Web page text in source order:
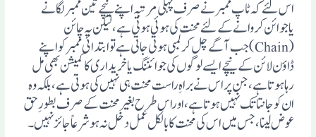
اس لئے کہ ٹاپ ممبرنے صرف پہلی مرتبہ اپنے نیچے تین ممبرلگانے
یاجوائن کروانے کے لئے محنت کی ہوئی ہوتی ہے ،لیکن یہ چائن
(Chain)جب آگے چل کر لمبی ہوتی جاتی ہے تو ابتدائی ممبر کو اپنے
ڈاوٴن لائن کے نیچے ایسے لوگوں کی جوائننگ یا خریداری کا کمیشن بھی مل
رہا ہوتا ہے، جن پر اس نے براہ ِ راست محنت ہی نہیں کی ہوتی ہے ،بلکہ وہ
ان کو جانتا تک نہیں ہوتا ہے،اوراس طرح بغیر محنت کے صرف بطور ِحق
عوض لینا، جس میں اس کی محنت کا بالکل عمل دخل نہ ہو شرعاً جائز نہیں۔